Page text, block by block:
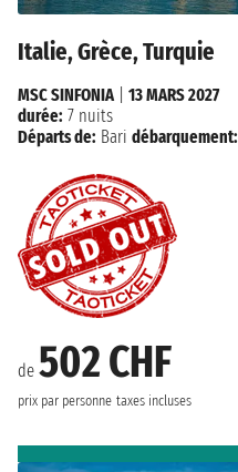
Italie, Grèce, Turquie
de 502 CHF
prix par personne taxes incluses
MSC SINFONIA| 13 MARS 2027
durée: 7 nuits
Départs de: Bari débarquement: